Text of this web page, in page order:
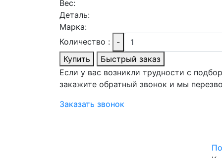
Вес:
Деталь:
Марка:
Количество :
-
Купить
Быстрый заказ
Если у вас возникли трудности с
закажите обратный звонок и мы
Заказать звонок